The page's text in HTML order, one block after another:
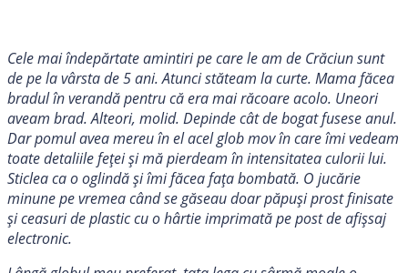
Cele mai îndepărtate amintiri pe care le am de Crăciun sunt
de pe la vârsta de 5 ani. Atunci stăteam la curte. Mama făcea
bradul în verandă pentru că era mai răcoare acolo. Uneori
aveam brad. Alteori, molid. Depinde cât de bogat fusese anul.
Dar pomul avea mereu în el acel glob mov în care îmi vedeam
toate detaliile feței și mă pierdeam în intensitatea culorii lui.
Sticlea ca o oglindă și îmi făcea fața bombată. O jucărie
minune pe vremea când se găseau doar păpuși prost finisate
și ceasuri de plastic cu o hârtie imprimată pe post de afișsaj
electronic.